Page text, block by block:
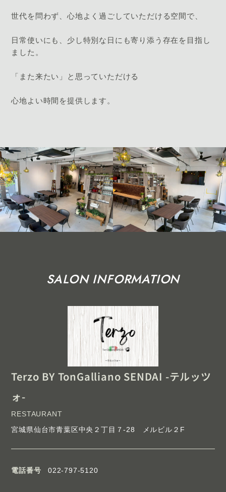
世代を問わず、心地よく過ごしていただける空間で、
日常使いにも、少し特別な日にも寄り添う存在を目指し
ました。
「また来たい」と思っていただける
心地よい時間を提供します。
SALON INFORMATION
Terzo BY TonGalliano SENDAI -テルッツ
ォ-
RESTAURANT
宮城県仙台市青葉区中央２丁目７-28 メルビル２F
電話番号 022-797-5120